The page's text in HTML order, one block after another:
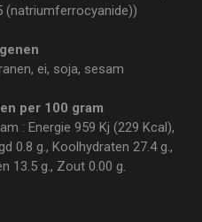
(natriumferrocyanide))
ei, soja, sesam
per 100 gram
: Energie 959 Kj (229 Kcal),
0.8 g., Koolhydraten 27.4 g.,
13.5 g., Zout 0.00 g.